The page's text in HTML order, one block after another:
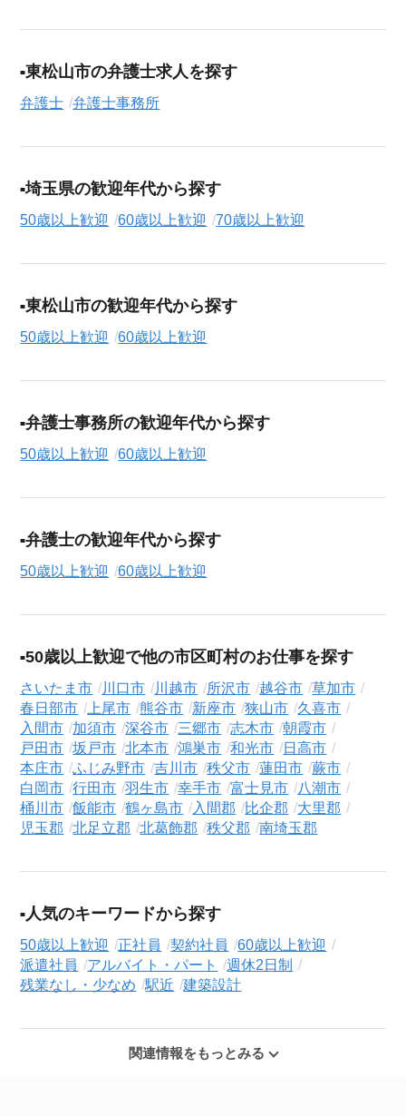
「まずは相談から始めたい」という方も、ぜひお気軽に
援サービス（無料）にお申し込みください。
東松山市の弁護士求人を探す
弁護士 弁護士事務所
埼玉県の歓迎年代から探す
50歳以上歓迎 60歳以上歓迎 70歳以上歓迎
東松山市の歓迎年代から探す
50歳以上歓迎 60歳以上歓迎
弁護士事務所の歓迎年代から探す
50歳以上歓迎 60歳以上歓迎
弁護士の歓迎年代から探す
50歳以上歓迎 60歳以上歓迎
50歳以上歓迎で他の市区町村のお仕事を探す
さいたま市 川口市 川越市 所沢市 越谷市
草加市
春日部市
上尾市 熊谷市 新座市 狭山市
久喜市
入間市
加須市 深谷市 三郷市 志木市
朝霞市
戸田市
坂戸市 北本市 鴻巣市 和光市
日高市
本庄市
ふじみ野市 吉川市 秩父市 蓮田市
蕨市
白岡市
行田市 羽生市 幸手市 富士見市
八潮市
桶川市
飯能市 鶴ヶ島市 入間郡 比企郡
大里郡
児玉郡
北足立郡 北葛飾郡 秩父郡 南埼玉郡
人気のキーワードから探す
50歳以上歓迎 正社員 契約社員
60歳以上歓迎
派遣社員
アルバイト・パート
週休2日制
残業なし・少なめ
駅近 建築設計
関連情報をもっとみる